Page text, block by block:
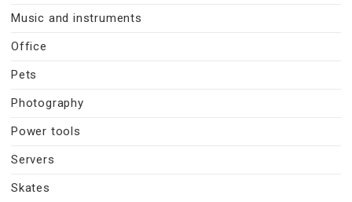
Music and instruments
Office
Pets
Photography
Power tools
Servers
Skates